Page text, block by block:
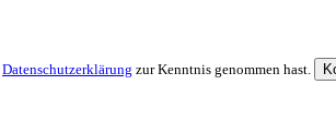
Datenschutzerklärung zur Kenntnis genommen hast.